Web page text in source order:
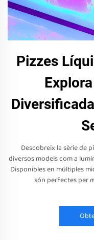
Pizzes
Descobreix la sèrie de
diversos models com a
Disponibles en múltiples
són perfectes per